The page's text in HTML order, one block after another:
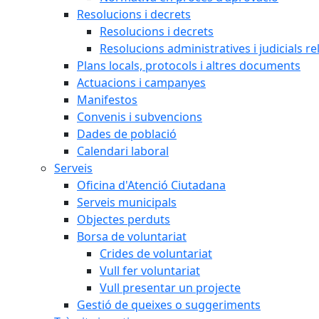
Resolucions i decrets
Resolucions i decrets
Resolucions administratives i judicials
Plans locals, protocols i altres documents
Actuacions i campanyes
Manifestos
Convenis i subvencions
Dades de població
Calendari laboral
Serveis
Oficina d'Atenció Ciutadana
Serveis municipals
Objectes perduts
Borsa de voluntariat
Crides de voluntariat
Vull fer voluntariat
Vull presentar un projecte
Gestió de queixes o suggeriments